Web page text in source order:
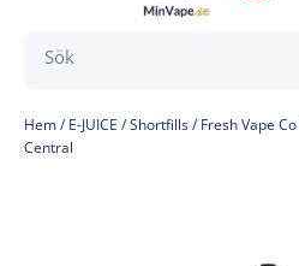
Hem/ E-JUICE /Shortfills/ Fresh Vape Co
Central